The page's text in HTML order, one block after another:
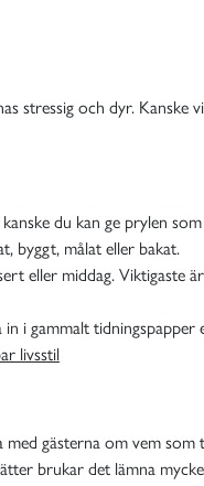
stressig och dyr.
du kan ge prylen
byggt, målat eller bakat.
eller middag. Viktigaste
i gammalt
livsstil
gästerna om vem
brukar det lämna